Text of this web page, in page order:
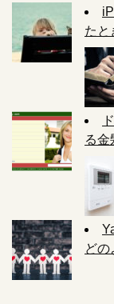
たと
る金
どの